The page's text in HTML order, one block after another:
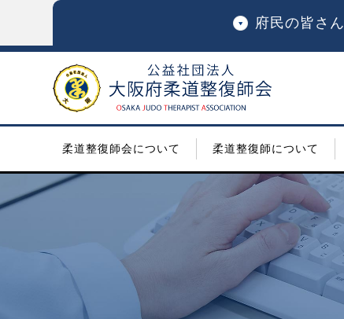
府民の皆さん
柔道整復師会について 柔道整復師について